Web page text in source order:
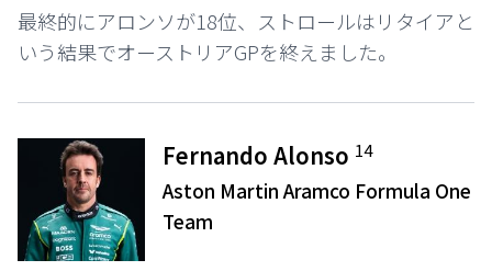
最終的にアロンソが18位、ストロールはリタイアと
いう結果でオーストリアGPを終えました。
Fernando Alonso 14
Aston Martin Aramco Formula One
Team